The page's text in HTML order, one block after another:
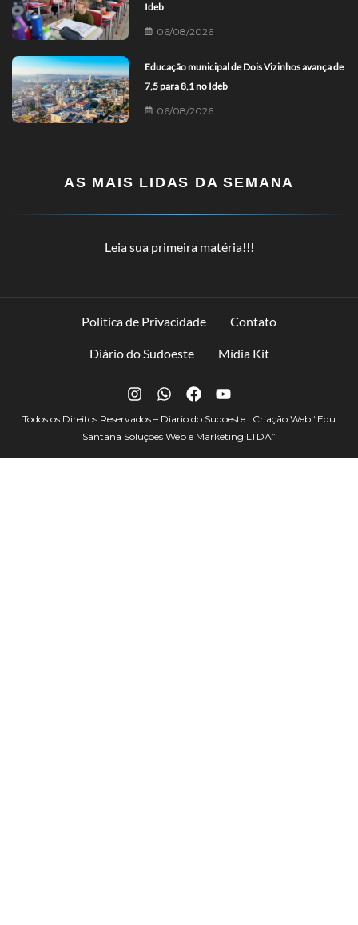
Ideb
06/08/2026
Educação municipal de Dois Vizinhos avança de
7,5 para 8,1 no Ideb
06/08/2026
AS MAIS LIDAS DA SEMANA
Leia sua primeira matéria!!!
Política de Privacidade Contato
Diário do Sudoeste Mídia Kit
Todos os Direitos Reservados – Diario do Sudoeste | Criação Web “Edu
Santana Soluções Web e Marketing LTDA”